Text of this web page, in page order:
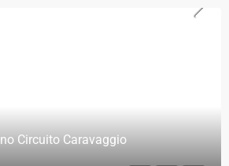
Circuito Caravaggio